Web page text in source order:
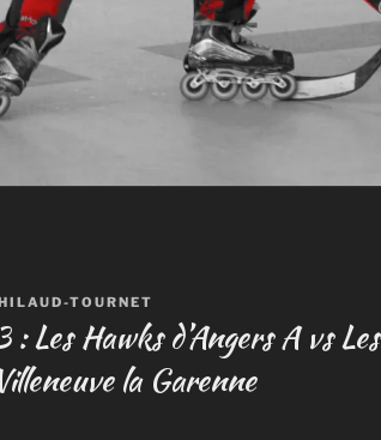
TOURNET
Les Hawks d’Angers A vs Les
la Garenne